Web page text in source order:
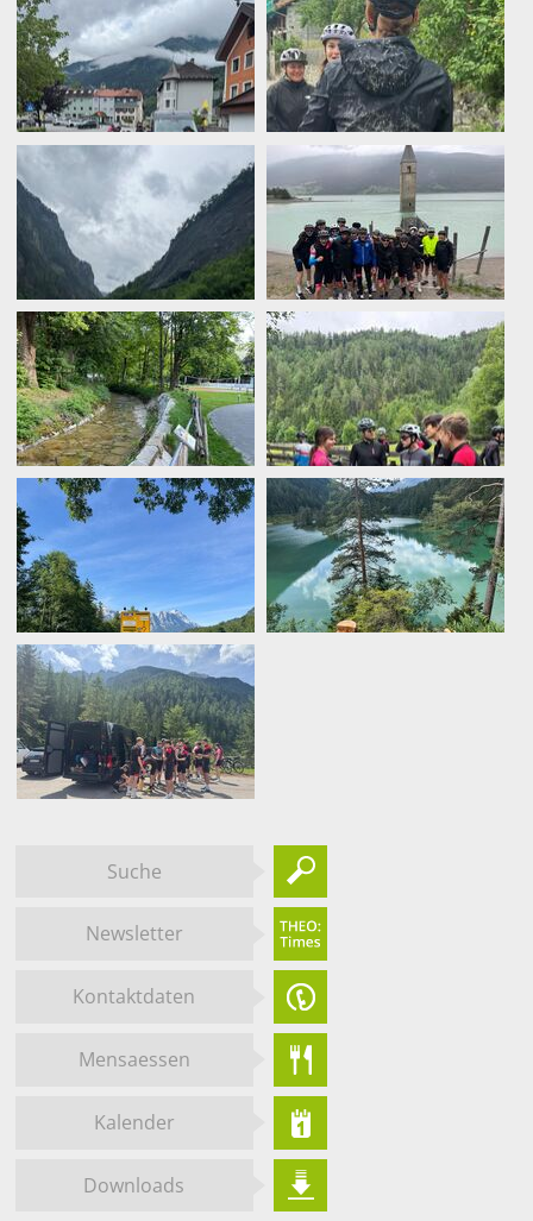
Suche
Newsletter
Kontaktdaten
Mensaessen
Kalender
Downloads